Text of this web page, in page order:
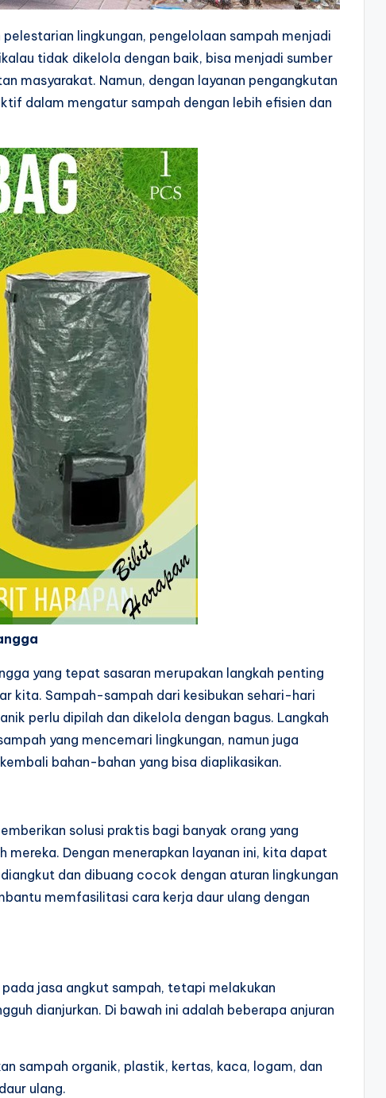
lingkungan, pengelolaan sampah menjadi
tidak dikelola dengan baik, bisa menjadi sumber
masyarakat. Namun, dengan layanan pengangkutan
dalam mengatur sampah dengan lebih efisien dan
yang tepat sasaran merupakan langkah penting
kita. Sampah-sampah dari kesibukan sehari-hari
perlu dipilah dan dikelola dengan bagus. Langkah
yang mencemari lingkungan, namun juga
bahan-bahan yang bisa diaplikasikan.
solusi praktis bagi banyak orang yang
Dengan menerapkan layanan ini, kita dapat
dan dibuang cocok dengan aturan lingkungan
memfasilitasi cara kerja daur ulang dengan
jasa angkut sampah, tetapi melakukan
dianjurkan. Di bawah ini adalah beberapa anjuran
sampah organik, plastik, kertas, kaca, logam, dan
ulang.